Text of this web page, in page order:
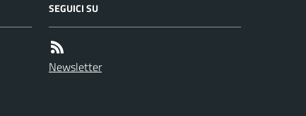
SEGUICI SU
Newsletter